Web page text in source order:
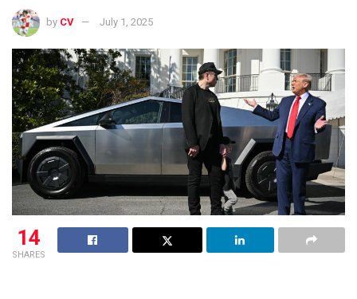
by CV July 1, 2025
14
SHARES